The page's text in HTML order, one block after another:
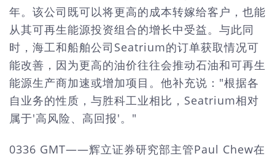
年。该公司既可以将更高的成本转嫁给客户，也能
从其可再生能源投资组合的增长中受益。与此同
时，海工和船舶公司Seatrium的订单获取情况可
能改善，因为更高的油价往往会推动石油和可再生
能源生产商加速或增加项目。他补充说："根据各
自业务的性质，与胜科工业相比，Seatrium相对
属于'高风险、高回报'。"
0336 GMT——辉立证券研究部主管Paul Chew在